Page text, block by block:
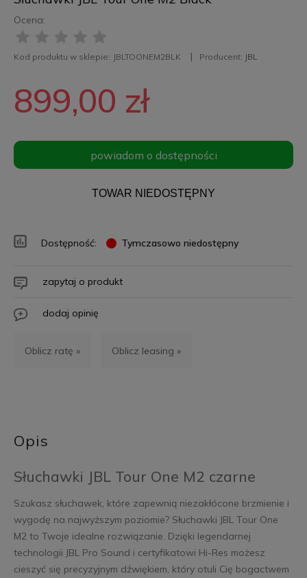
Ocena:
Kod produktu w sklepie: JBLTOONEM2BLK Producent: JBL
899,00 zł
powiadom o dostępności
TOWAR NIEDOSTĘPNY
Dostępność: Tymczasowo niedostępny
zapytaj o produkt
dodaj opinię
Oblicz ratę » Oblicz leasing »
Opis
Słuchawki JBL Tour One M2 czarne
Szukasz słuchawek, które zapewnią niezakłócone brzmienie i
wygodę na najwyższym poziomie? Słuchawki JBL Tour One
M2 to Twoje idealne rozwiązanie. Dzięki legendarnej
technologii JBL Pro Sound i certyfikatowi Hi-Res możesz
cieszyć się precyzyjnym dźwiękiem, który otuli Cię bogactwem